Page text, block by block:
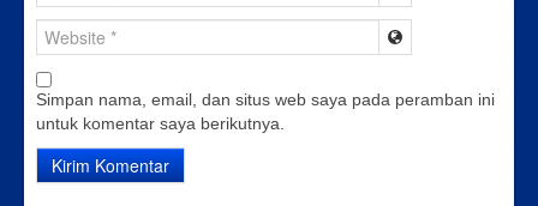
Simpan nama, email, dan situs web saya pada peramban ini
untuk komentar saya berikutnya.